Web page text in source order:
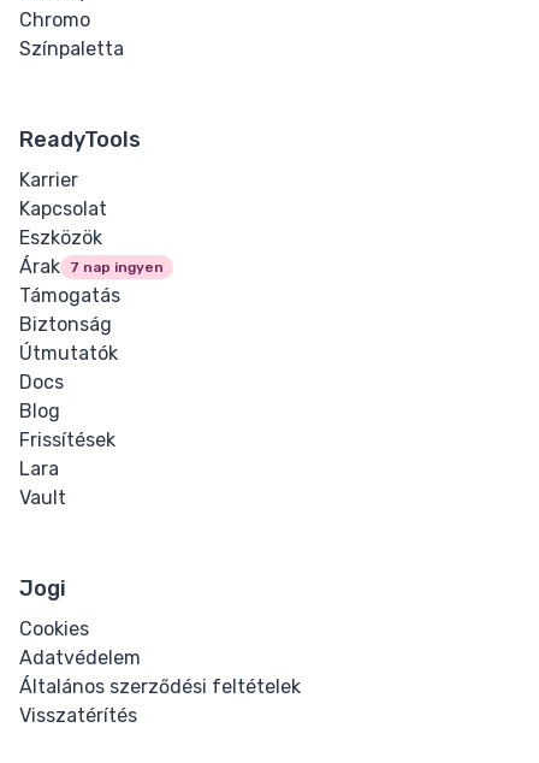
Chromo
Színpaletta
ReadyTools
Karrier
Kapcsolat
Eszközök
Árak
7 nap ingyen
Támogatás
Biztonság
Útmutatók
Docs
Blog
Frissítések
Lara
Vault
Jogi
Cookies
Adatvédelem
Általános szerződési feltételek
Visszatérítés